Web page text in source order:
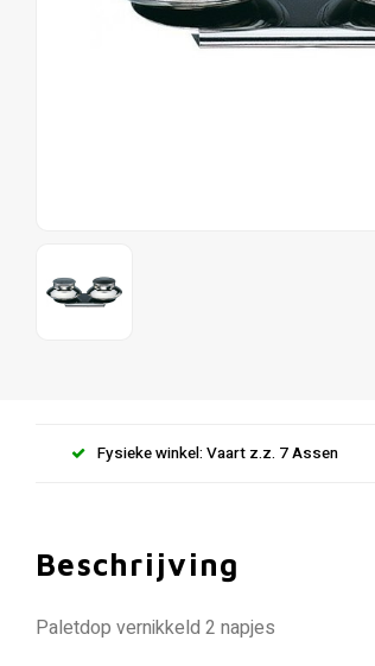
Fysieke winkel: Vaart z.z. 7 Assen
Beschrijving
Paletdop vernikkeld 2 napjes